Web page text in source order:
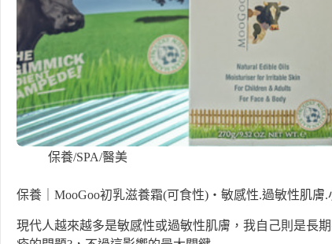
保養/SPA/醫美
保養｜MooGoo初乳滋養霜(可食性)・敏感性.過敏性肌膚.
現代人越來越多是敏感性或過敏性肌膚，我自己則是長